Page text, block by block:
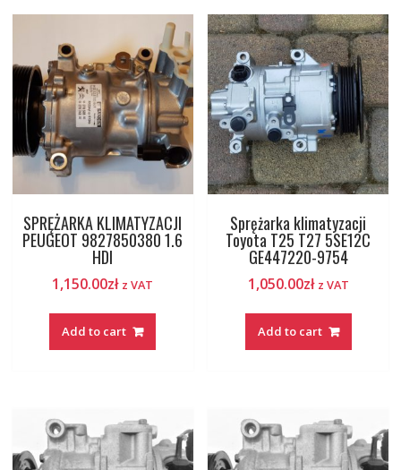
SPRĘŻARKA KLIMATYZACJI
PEUGEOT 9827850380 1.6
HDI
1,150.00zł z VAT
Add to cart
Sprężarka klimatyzacji
Toyota T25 T27 5SE12C
GE447220-9754
1,050.00zł z VAT
Add to cart